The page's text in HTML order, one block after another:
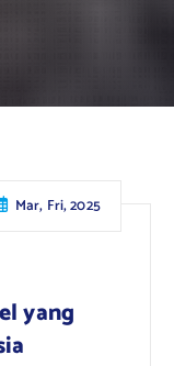
Mar, Fri, 2025
yang